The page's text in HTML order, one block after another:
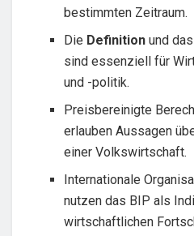
bestimmten Zeitraum.
Die Definition und
sind essenziell für
und -politik.
Preisbereinigte
erlauben Aussagen
einer Volkswirtschaft.
Internationale
nutzen das BIP als
wirtschaftlichen